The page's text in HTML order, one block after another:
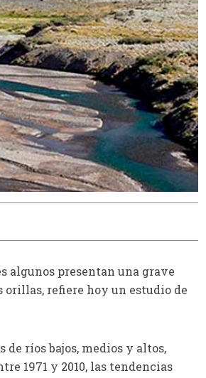
algunos presentan una grave
refiere hoy un estudio de
de ríos bajos, medios y altos,
1971 y 2010, las tendencias
El Dr. Julián Chaviano Pereira,